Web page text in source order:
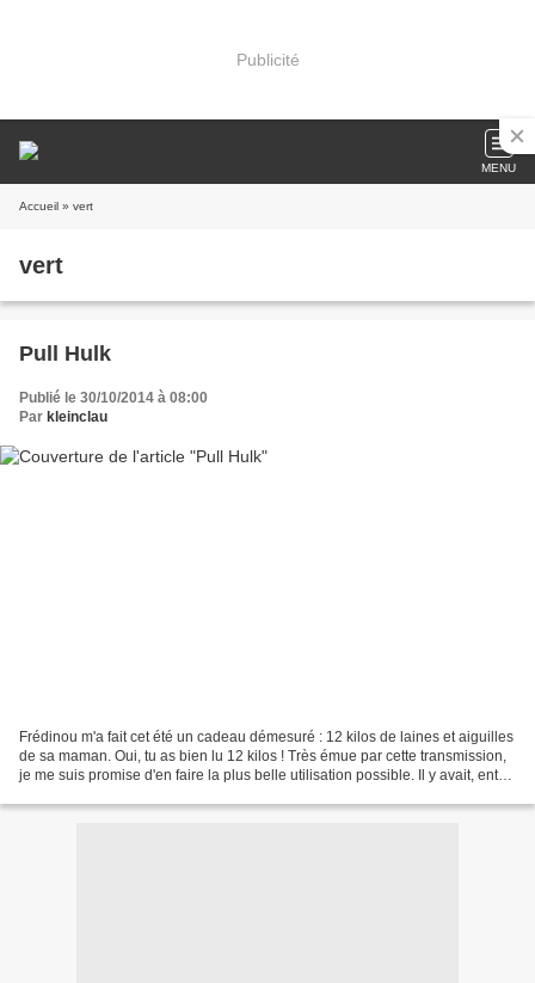
Publicité
MENU
Accueil » vert
vert
Pull Hulk
Publié le 30/10/2014 à 08:00
Par kleinclau
Frédinou m'a fait cet été un cadeau démesuré : 12 kilos de laines et aiguilles
de sa maman. Oui, tu as bien lu 12 kilos ! Très émue par cette transmission,
je me suis promise d'en faire la plus belle utilisation possible. Il y avait, entre